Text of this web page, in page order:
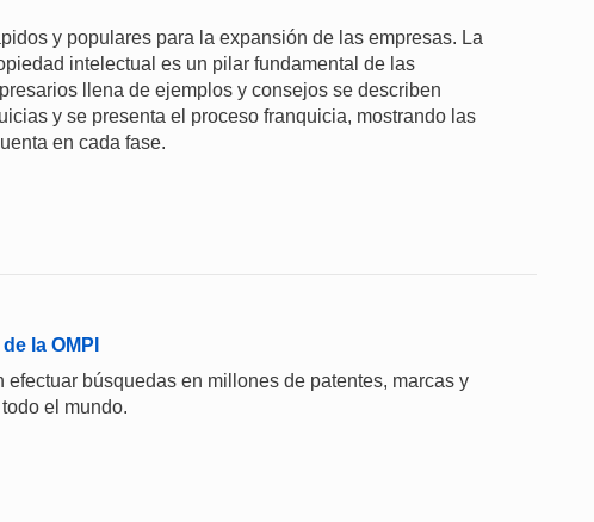
y populares para la expansión de las empresas. La
intelectual es un pilar fundamental de las
llena de ejemplos y consejos se describen
y se presenta el proceso franquicia, mostrando las
en cada fase.
la OMPI
búsquedas en millones de patentes, marcas y
el mundo.